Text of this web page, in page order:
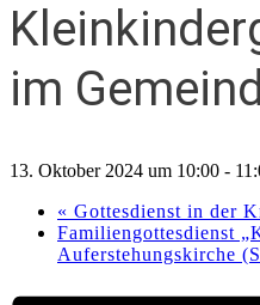
im
13. Oktober 2024 um 10:00 -
« Gottesdienst in der
Familiengottesdienst
Auferstehungskirche